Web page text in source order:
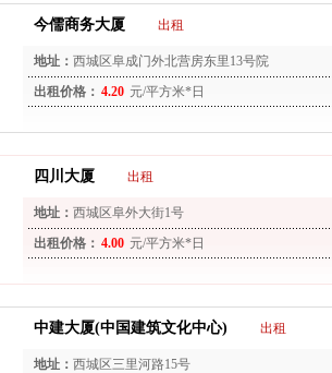
今儒商务大厦 出租
地址： 西城区阜成门外北营房东里13号院
出租价格： 4.20 元/平方米*日
四川大厦 出租
地址： 西城区阜外大街1号
出租价格： 4.00 元/平方米*日
中建大厦(中国建筑文化中心) 出租
地址： 西城区三里河路15号